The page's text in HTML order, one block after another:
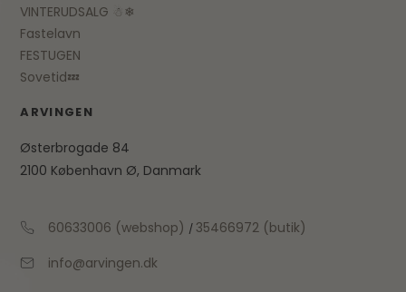
VINTERUDSALG ☃❄
Fastelavn
FESTUGEN
Sovetid💤
ARVINGEN
Østerbrogade 84
2100 København Ø, Danmark
60633006 (webshop) /35466972 (butik)
info@arvingen.dk